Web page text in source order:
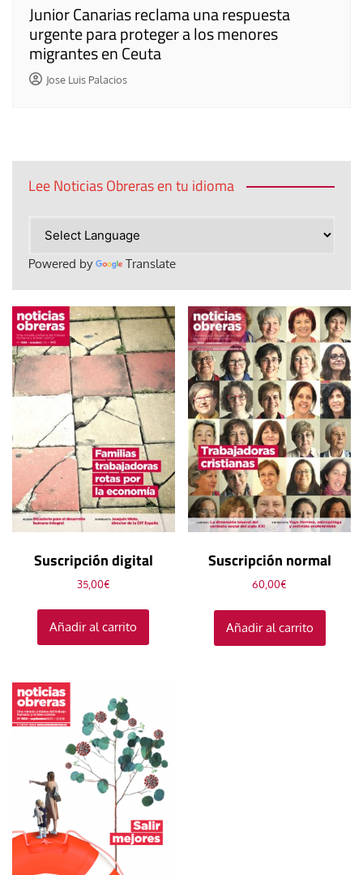
Junior Canarias reclama una respuesta
urgente para proteger a los menores
migrantes en Ceuta
Jose Luis Palacios
Lee Noticias Obreras en tu idioma
Powered by Translate
Suscripción digital
35,00€
Añadir al carrito
Suscripción normal
60,00€
Añadir al carrito